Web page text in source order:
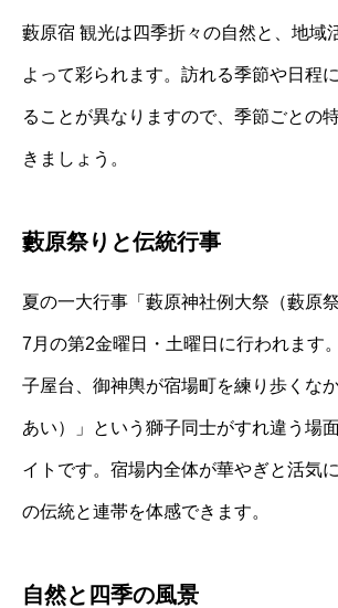
藪原宿 観光は四季折々の自然と、地域
よって彩られます。訪れる季節や日程
ることが異なりますので、季節ごとの
きましょう。
藪原祭りと伝統行事
夏の一大行事「藪原神社例大祭（藪原
7月の第2金曜日・土曜日に行われます
子屋台、御神輿が宿場町を練り歩くな
あい）」という獅子同士がすれ違う場
イトです。宿場内全体が華やぎと活気
の伝統と連帯を体感できます。
自然と四季の風景